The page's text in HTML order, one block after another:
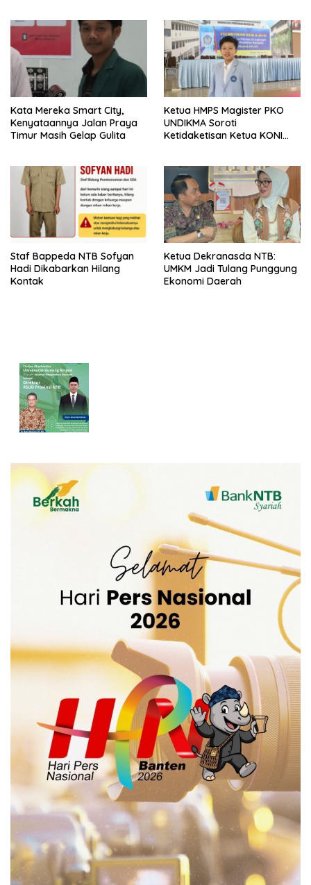
Kata Mereka Smart City,
Kenyataannya Jalan Praya
Timur Masih Gelap Gulita
Ketua HMPS Magister PKO
UNDIKMA Soroti
Ketidaketisan Ketua KONI
Arena Kepentingan Sesaat
Staf Bappeda NTB Sofyan
Hadi Dikabarkan Hilang
Kontak
Ketua Dekranasda NTB:
UMKM Jadi Tulang Punggung
Ekonomi Daerah